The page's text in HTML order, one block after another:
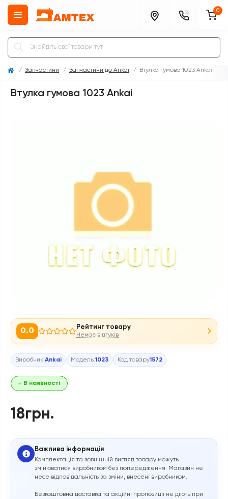
0
Запчастини Запчастини до Ankai Втулка гумова 1023 Ankai
Втулка гумова 1023 Ankai
0.0 Рейтинг товару
Немає відгуків
Виробник:Ankai Модель:1023 Код товару1572
В наявності
18грн.
Важлива інформація
Комплектація та зовнішній вигляд товару можуть
змінюватися виробником без попередження. Магазин не
несе відповідальність за зміни, внесені виробником.
Безкоштовна доставка та акційні пропозиції не діють при